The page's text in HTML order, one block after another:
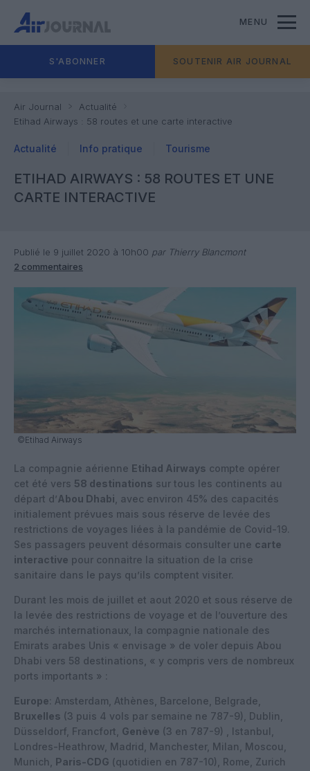
MENU
S'ABONNER SOUTENIR AIR JOURNAL
Air Journal
Actualité
Etihad Airways : 58 routes et une carte interactive
Actualité Info pratique Tourisme
ETIHAD AIRWAYS : 58 ROUTES ET UNE
CARTE INTERACTIVE
Publié le 9 juillet 2020 à 10h00 par Thierry Blancmont
2 commentaires
©Etihad Airways
La compagnie aérienne Etihad Airways compte opérer
cet été vers 58 destinations sur tous les continents au
départ d’Abou Dhabi , avec environ 45% des capacités
initialement prévues mais sous réserve de levée des
restrictions de voyages liées à la pandémie de Covid-19.
Ses passagers peuvent désormais consulter une carte
interactive pour connaitre la situation de la crise
sanitaire dans le pays qu’ils comptent visiter.
Durant les mois de juillet et aout 2020 et sous réserve de
la levée des restrictions de voyage et de l’ouverture des
marchés internationaux, la compagnie nationale des
Emirats arabes Unis « envisage » de voler depuis Abou
Dhabi vers 58 destinations, « y compris vers de nombreux
ports importants » :
Europe: Amsterdam, Athènes, Barcelone, Belgrade,
Bruxelles (3 puis 4 vols par semaine ne 787-9), Dublin,
Düsseldorf, Francfort, Genève (3 en 787-9) , Istanbul,
Londres-Heathrow, Madrid, Manchester, Milan, Moscou,
Munich, Paris-CDG (quotidien en 787-10), Rome, Zurich